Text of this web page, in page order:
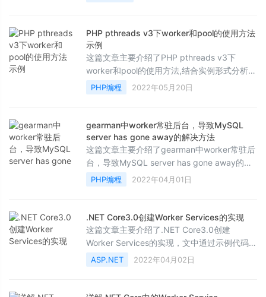
的朋友可以借鉴参考下，希望能够有所帮助，
PHP pthreads v3下worker和pool的使用方法
示例
这篇文章主要介绍了PHP pthreads v3下
worker和pool的使用方法,结合实例形式分析了
PHP pthreads v3下worker和pool的基本功
能、原理、使用方法及相关操作注意事项,需要
PHP编程 2022年05月20日
gearman中worker常驻后台，导致MySQL
server has gone away的解决方法
这篇文章主要介绍了gearman中worker常驻后
台，导致MySQL server has gone away的解
决方法,较为详细的分析了造成MySQL server
has gone away的原因与相关的解决方法,需要
PHP编程 2022年04月01日
.NET Core3.0创建Worker Services的实现
这篇文章主要介绍了.NET Core3.0创建
Worker Services的实现，文中通过示例代码介
绍的非常详细，对大家的学习或者工作具有一
定的参考学习价值，需要的朋友们下面随着小
ASP.NET 2022年04月02日